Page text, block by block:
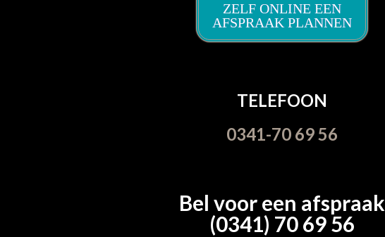
ZELF ONLINE EEN
AFSPRAAK PLANNEN
TELEFOON
0341-70 69 56
Bel voor een afspraak
(0341) 70 69 56